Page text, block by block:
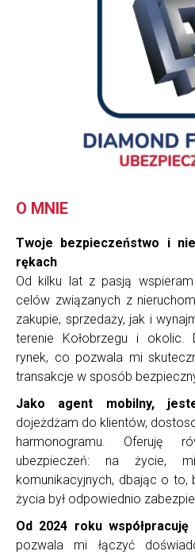
O MNIE
Twoje bezpieczeństwo i
rękach
Od kilku lat z pasją
celów związanych z
zakupie, sprzedaży, jak i
terenie Kołobrzegu i okolic.
rynek, co pozwala mi
transakcje w sposób
Jako agent mobilny,
dojeżdżam do klientów,
harmonogramu. Oferuję
ubezpieczeń: na życie,
komunikacyjnych, dbając o
życia był odpowiednio
Od 2024 roku
pozwala mi łączyć